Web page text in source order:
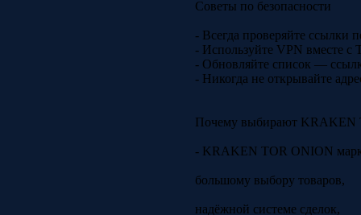
Советы по безопасности
- Всегда проверяйте ссылки
- Используйте VPN вместе
- Обновляйте список —
- Никогда не открывайте
Почему выбирают KRAKEN
- KRAKEN TOR ONION
большому выбору товаров,
надёжной системе сделок,